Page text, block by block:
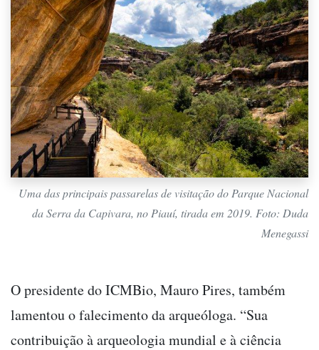
Uma das principais passarelas de visitação do Parque Nacional
da Serra da Capivara, no Piauí, tirada em 2019. Foto: Duda
Menegassi
O presidente do ICMBio, Mauro Pires, também
lamentou o falecimento da arqueóloga. “Sua
contribuição à arqueologia mundial e à ciência